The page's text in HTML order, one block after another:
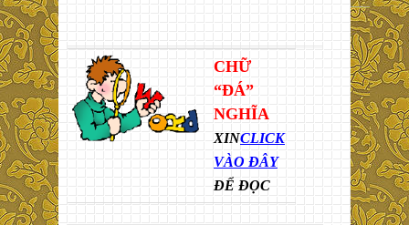
CHỮ
“ĐÁ”
NGHĨA
XINCLICK
VÀO ĐÂY
ĐỂ ĐỌC